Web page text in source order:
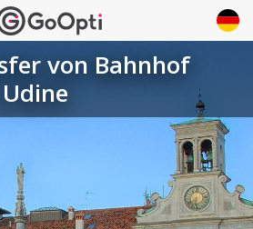
von Bahnhof